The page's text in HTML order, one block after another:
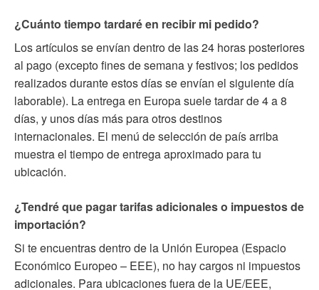
¿Cuánto tiempo tardaré en recibir mi pedido?
Los artículos se envían dentro de las 24 horas posteriores
al pago (excepto fines de semana y festivos; los pedidos
realizados durante estos días se envían el siguiente día
laborable). La entrega en Europa suele tardar de 4 a 8
días, y unos días más para otros destinos
internacionales. El menú de selección de país arriba
muestra el tiempo de entrega aproximado para tu
ubicación.
¿Tendré que pagar tarifas adicionales o impuestos de
importación?
Si te encuentras dentro de la Unión Europea (Espacio
Económico Europeo – EEE), no hay cargos ni impuestos
adicionales. Para ubicaciones fuera de la UE/EEE,